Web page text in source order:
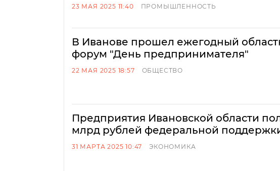
23 МАЯ 2025 11:40 ПРОМЫШЛЕННОСТЬ
В Иванове прошел ежегодный
форум "День предпринимателя"
22 МАЯ 2025 18:57 ОБЩЕСТВО
Предприятия Ивановской области
млрд рублей федеральной
31 МАРТА 2025 10:47 ЭКОНОМИКА